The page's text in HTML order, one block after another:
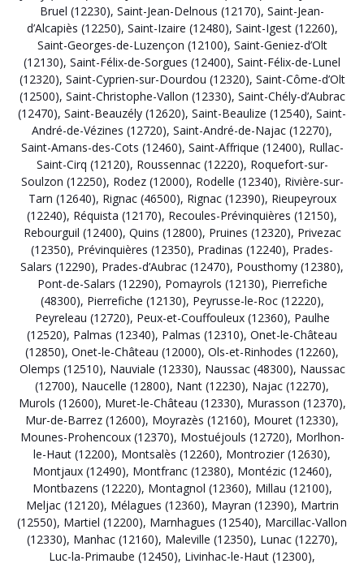
Bruel (12230), Saint-Jean-Delnous (12170), Saint-Jean-
d’Alcapiès (12250), Saint-Izaire (12480), Saint-Igest (12260),
Saint-Georges-de-Luzençon (12100), Saint-Geniez-d’Olt
(12130), Saint-Félix-de-Sorgues (12400), Saint-Félix-de-Lunel
(12320), Saint-Cyprien-sur-Dourdou (12320), Saint-Côme-d’Olt
(12500), Saint-Christophe-Vallon (12330), Saint-Chély-d’Aubrac
(12470), Saint-Beauzély (12620), Saint-Beaulize (12540), Saint-
André-de-Vézines (12720), Saint-André-de-Najac (12270),
Saint-Amans-des-Cots (12460), Saint-Affrique (12400), Rullac-
Saint-Cirq (12120), Roussennac (12220), Roquefort-sur-
Soulzon (12250), Rodez (12000), Rodelle (12340), Rivière-sur-
Tarn (12640), Rignac (46500), Rignac (12390), Rieupeyroux
(12240), Réquista (12170), Recoules-Prévinquières (12150),
Rebourguil (12400), Quins (12800), Pruines (12320), Privezac
(12350), Prévinquières (12350), Pradinas (12240), Prades-
Salars (12290), Prades-d’Aubrac (12470), Pousthomy (12380),
Pont-de-Salars (12290), Pomayrols (12130), Pierrefiche
(48300), Pierrefiche (12130), Peyrusse-le-Roc (12220),
Peyreleau (12720), Peux-et-Couffouleux (12360), Paulhe
(12520), Palmas (12340), Palmas (12310), Onet-le-Château
(12850), Onet-le-Château (12000), Ols-et-Rinhodes (12260),
Olemps (12510), Nauviale (12330), Naussac (48300), Naussac
(12700), Naucelle (12800), Nant (12230), Najac (12270),
Murols (12600), Muret-le-Château (12330), Murasson (12370),
Mur-de-Barrez (12600), Moyrazès (12160), Mouret (12330),
Mounes-Prohencoux (12370), Mostuéjouls (12720), Morlhon-
le-Haut (12200), Montsalès (12260), Montrozier (12630),
Montjaux (12490), Montfranc (12380), Montézic (12460),
Montbazens (12220), Montagnol (12360), Millau (12100),
Meljac (12120), Mélagues (12360), Mayran (12390), Martrin
(12550), Martiel (12200), Marnhagues (12540), Marcillac-Vallon
(12330), Manhac (12160), Maleville (12350), Lunac (12270),
Luc-la-Primaube (12450), Livinhac-le-Haut (12300),